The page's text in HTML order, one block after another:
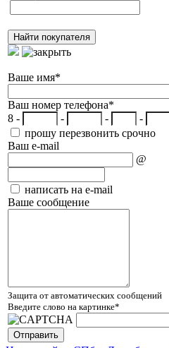
Ваше имя*
Ваш номер телефона*
8 -
- -
-
прошу перезвонить срочно
Ваш e-mail
@
написать на e-mail
Ваше сообщение
Защита от автоматических сообщений
Введите слово на картинке*